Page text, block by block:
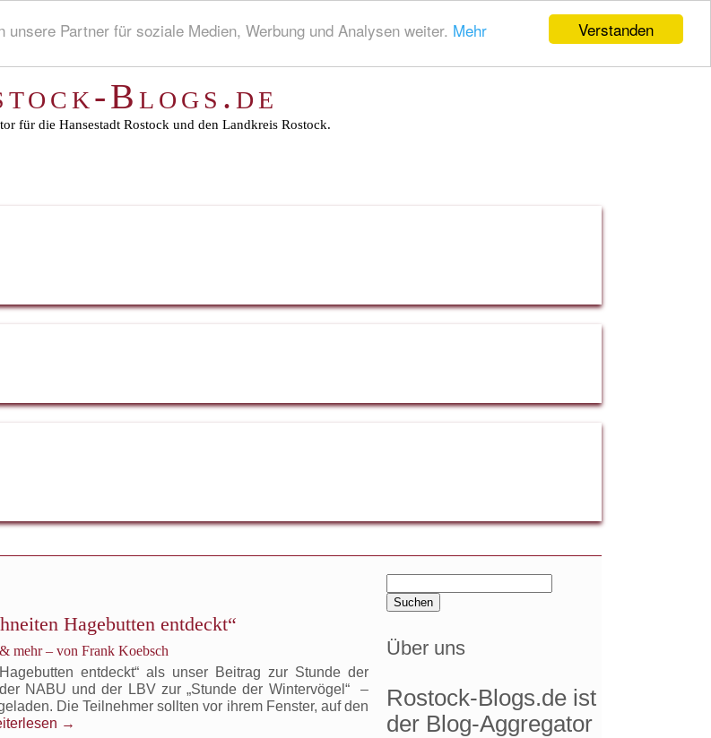
Verstanden
Partner für soziale Medien, Werbung und Analysen weiter. Mehr
Blogs.de
für die Hansestadt Rostock und den Landkreis Rostock.
Hagebutten entdeckt“
mehr – von Frank Koebsch
entdeckt“ als unser Beitrag zur Stunde der
NABU und der LBV zur „Stunde der Wintervögel“ –
Die Teilnehmer sollten vor ihrem Fenster, auf den
→
nach:
Über uns
Rostock-Blogs.de ist
der Blog-Aggregator